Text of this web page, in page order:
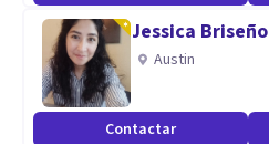
Jessica Briseño
Austin
Contactar